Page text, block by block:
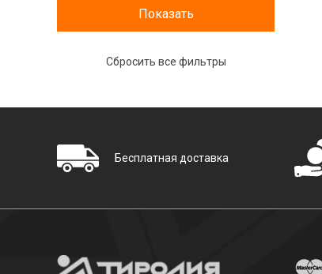
Бесплатная доставка